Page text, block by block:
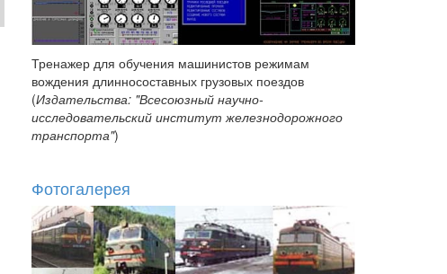
Тренажер для обучения машинистов режимам
вождения длинносоставных грузовых поездов
(Издательства: "Всесоюзный научно-
исследовательский институт железнодорожного
транспорта")
Фотогалерея